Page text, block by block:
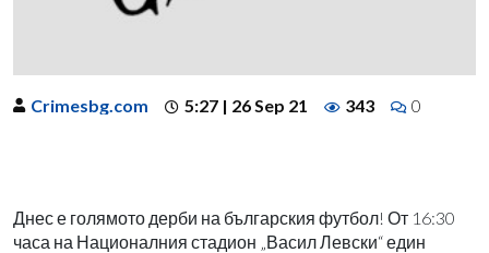
Crimesbg.com 5:27 | 26 Sep 21 343 0
Днес е голямото дерби на българския футбол! От 16:30
часа на Националния стадион „Васил Левски“ един